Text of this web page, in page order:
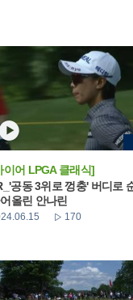
이어 LPGA 클래식]
공동 3위로 껑충' 버디로
올린 안나린
170